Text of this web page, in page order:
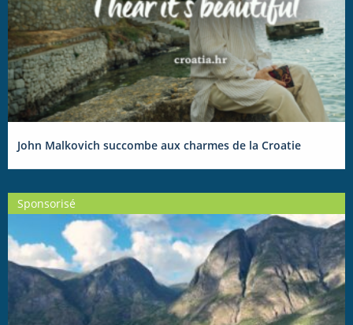
John Malkovich succombe aux charmes de la Croatie
Sponsorisé